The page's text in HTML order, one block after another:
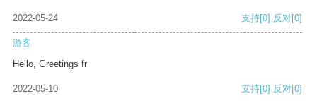
2022-05-24 支持[0] 反对[0]
游客
Hello, Greetings fr
2022-05-10 支持[0] 反对[0]